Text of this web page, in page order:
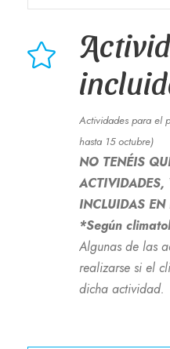
Actividades para el
hasta 15 octubre)
NO TENÉIS
ACTIVIDADES,
INCLUIDAS EN
*Según
Algunas de las
realizarse si el
dicha actividad.